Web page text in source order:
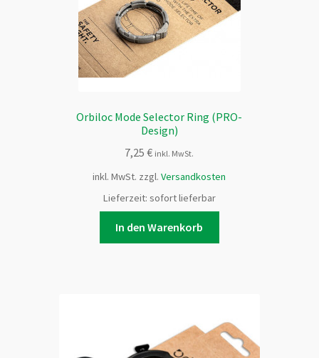
Orbiloc Mode Selector Ring (PRO-
Design)
7,25€ inkl. MwSt.
inkl. MwSt. zzgl.Versandkosten
Lieferzeit: sofort lieferbar
In den Warenkorb